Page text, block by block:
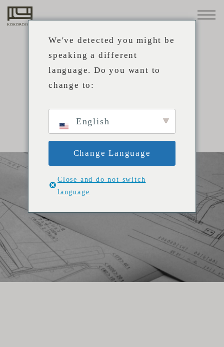
LINE
CUSTOM-
MADE
LINE
ソ
フ
の
選
び
方
注
方
構
用品
ものづ
くり
芸につ
いて
容
ナー企
採用情
報
張替
え・修
メンテ
ナンス
プロ向
取扱店
舗
直営店
約
事例
メンテ
ナンス
特注ソ
お知ら
せ
採用情
報
プロダクト
STANDARD LINE
CUSTOM-MADE LINE
ソファの選び方
注文方法
素材
革
布
小物・メンテナンス用品
心石工芸について
業務内容
採用情報
サポート
張替え・修理
メンテナンス方法
プロ向けサービス
取扱店舗
直営店
来店予約
事例
事例
メンテナンス事例
特注ソファ
サンプル
ニュース
製造工程
We've detected you might be
speaking a different
language. Do you want to
change to:
English
Change Language
Close and do not switch
language